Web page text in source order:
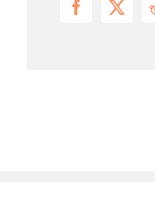
Facebook
X